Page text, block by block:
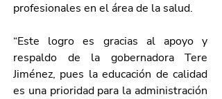
profesionales en el área de la salud.
“Este logro es gracias al apoyo y
respaldo de la gobernadora Tere
Jiménez, pues la educación de calidad
es una prioridad para la administración